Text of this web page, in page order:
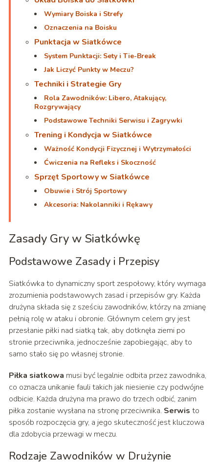
Wymiary Boiska i Strefy
Oznaczenia na Boisku
Punktacja w Siatkówce
System Punktacji: Sety i Tie-Break
Jak Liczyć Punkty w Meczu?
Techniki i Strategie Gry
Rola Zawodników: Libero, Atakujący,
Rozgrywający
Podstawowe Techniki Serwisu i Zagrywki
Trening i Kondycja w Siatkówce
Ważność Kondycji Fizycznej i Wytrzymałości
Ćwiczenia na Refleks i Skoczność
Sprzęt Sportowy w Siatkówce
Obuwie i Strój Sportowy
Akcesoria: Nakolanniki i Rękawy
Zasady Gry w Siatkówkę
Podstawowe Zasady i Przepisy
Siatkówka to dynamiczny sport zespołowy, który wymaga
zrozumienia podstawowych zasad i przepisów gry. Każda
drużyna składa się z sześciu zawodników, którzy na zmianę
pełnią rolę w ataku i obronie. Głównym celem gry jest
przesłanie piłki nad siatką tak, aby dotknęła ziemi po
stronie przeciwnika, jednocześnie zapobiegając, aby to
samo stało się po własnej stronie.
Piłka siatkowa musi być legalnie odbita przez zawodnika,
co oznacza unikanie fauli takich jak niesienie czy podwójne
odbicie. Każda drużyna ma prawo do trzech odbić, zanim
piłka zostanie wysłana na stronę przeciwnika. Serwis to
sposób rozpoczęcia gry, a jego skuteczność jest kluczowa
dla zdobycia przewagi w meczu.
Rodzaje Zawodników w Drużynie